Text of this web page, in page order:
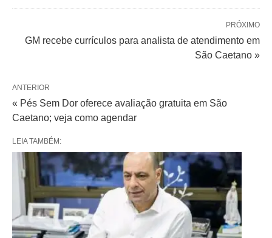
PRÓXIMO
GM recebe currículos para analista de atendimento em
São Caetano »
ANTERIOR
« Pés Sem Dor oferece avaliação gratuita em São
Caetano; veja como agendar
LEIA TAMBÉM: